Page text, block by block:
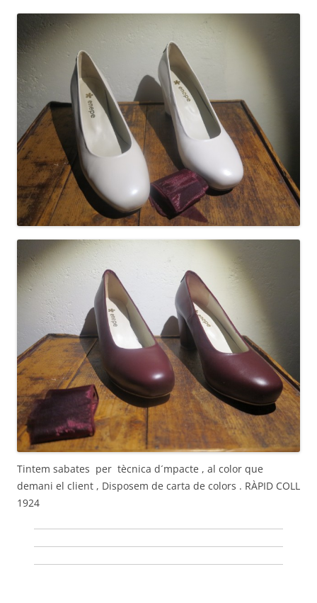
Tintem sabates per tècnica d´mpacte , al color que
demani el client , Disposem de carta de colors . RÀPID COLL
1924